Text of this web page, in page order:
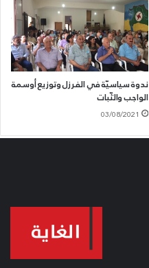
ندوة سياسيّة في الفرزل وتوزيع أوسمة
الواجب والثّبات
03/08/2021